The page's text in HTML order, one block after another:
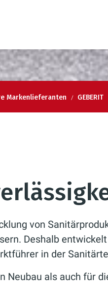
Markenlieferanten GEBERIT
von
Deshalb
in der
Neubau als auch für